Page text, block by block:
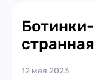
12 мая 2023